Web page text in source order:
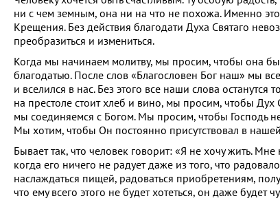
ни с чем земным, она ни на что не похожа. Именно
Крещения. Без действия благодати Духа Святаго
преобразиться и измениться.
Когда мы начинаем молитву, мы просим, чтобы она
благодатью. После слов «Благословен Бог наш» мы
и вселился в нас. Без этого все наши слова
на престоле стоит хлеб и вино, мы просим, чтобы
мы соединяемся с Богом. Мы просим, чтобы Господь
Мы хотим, чтобы Он постоянно присутствовал в
Бывает так, что человек говорит: «Я не хочу жить.
когда его ничего не радует даже из того, что
наслаждаться пищей, радоваться приобретениям,
что ему всего этого не будет хотеться, он даже будет